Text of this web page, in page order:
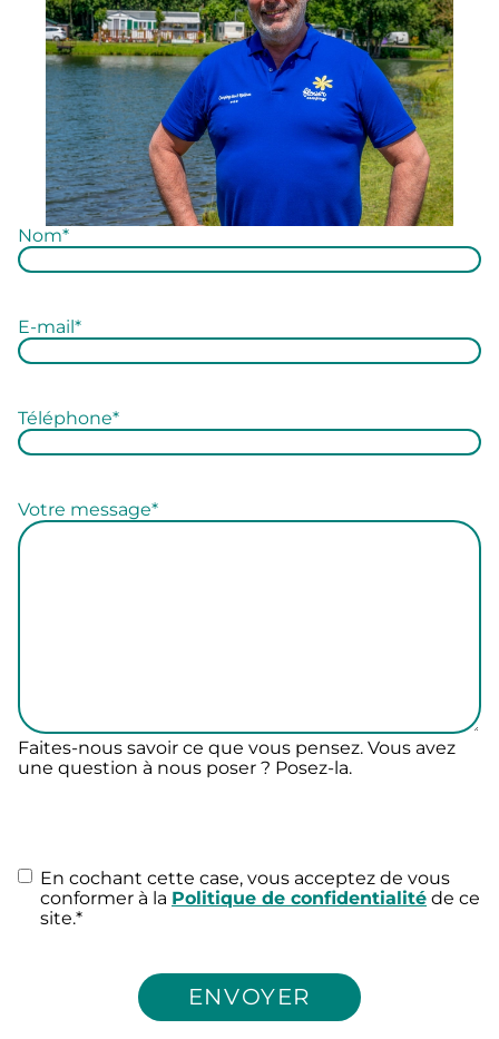
Nom*
m
E-mail*
Téléphone*
Votre message*
Faites-nous savoir ce que vous pensez. Vous avez
une question à nous poser ? Posez-la.
p
R En cochant cette case, vous acceptez de vous
conformer à la Politique de confidentialité de ce
site.*